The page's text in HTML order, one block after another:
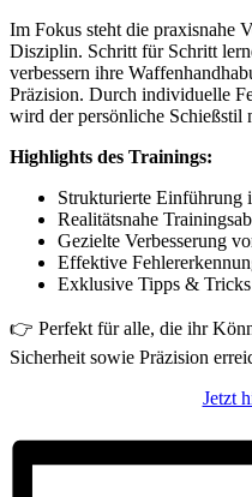
Im Fokus steht die praxisnahe
Disziplin. Schritt für Schritt
verbessern ihre
Präzision. Durch individuelle
wird der persönliche Schießstil
Highlights des Trainings:
Strukturierte
Realitätsnahe
Gezielte Verbesserung
Effektive
Exklusive Tipps & Tricks
👉 Perfekt für alle, die ihr
Sicherheit sowie Präzision
Jetzt